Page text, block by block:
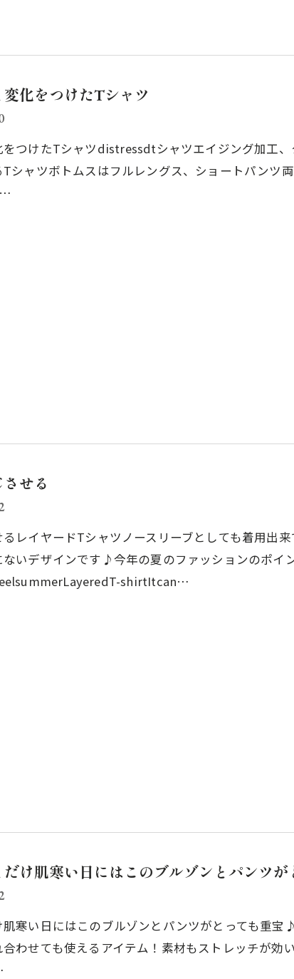
変化をつけたTシャツ
をつけたTシャツdistressdtシャツエイジング加工
Tシャツボトムスはフルレングス、ショートパンツ
せる
レイヤードTシャツノースリーブとしても着用出
ないデザインです♪今年の夏のファッションのポイ
shirtItcan…
だけ肌寒い日にはこのブルゾンとパンツ
肌寒い日にはこのブルゾンとパンツがとっても重
合わせても使えるアイテム！素材もストレッチが効